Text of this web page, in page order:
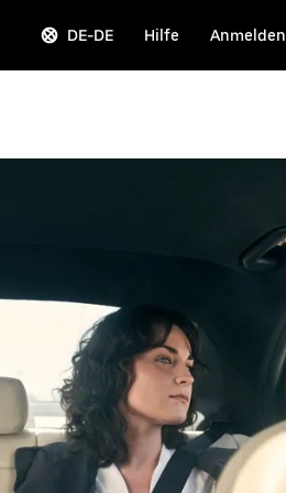
DE-DE Hilfe Anmelden